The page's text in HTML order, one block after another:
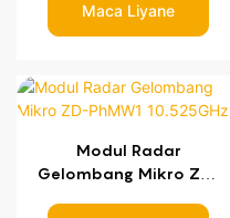
Maca Liyane
Modul Radar
Gelombang Mikro ZD-